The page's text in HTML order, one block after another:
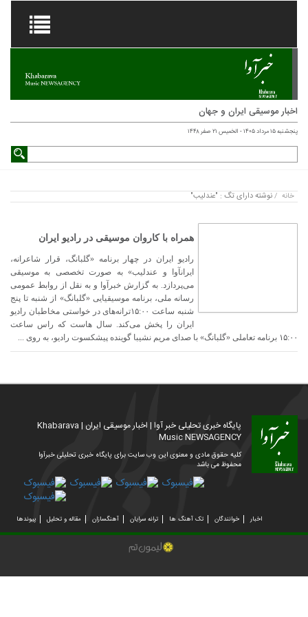
اخبار موسیقی ایران و جهان
پنجشنبه ۱۵ مرداد ۱۴۰۵ - الخميس ۲۱ صفر ۱۴۴۸
خانه /نوشته دارای تگ : "عندلیب"
همراه با کاروان موسیقی در رادیو ایران
رادیو ایران در چهار برنامه «گلبانگ، قرار شاعرانه،
ایرانآوا و عندلیب» به صورت تخصصی به موسیقی
می‌پردازد. به گزارش خبرآوا و به نقل از روابط عمومی
رسانه ملی، برنامه موسیقیایی «گلبانگ» از شنبه تا پنج
شنبه ساعت ۱۵:۰۰ترانه‌های در خواستی مخاطبان رادیو
ایران را پخش می‌کند. سال هاست که راس ساعت
۱۵:۰۰ برنامه تعاملی «گلبانگ» با صدای مریم نشیبا گوینده پیشکسوت رادیو، به روی ...
پایگاه خبری تحلیلی خبر آوا | اخبار موسیقی ایران | Khabarava
Music NEWSAGENCY
کلیه حقوق مادی و معنوی این وب سایت برای پایگاه خبری تحلیلی خبرآوا
محفوظ می باشد
اخبار خوانندگان تک آهنگ ها ترانه سرایان آهنگسازان مقاله و تحلیل پیوندها